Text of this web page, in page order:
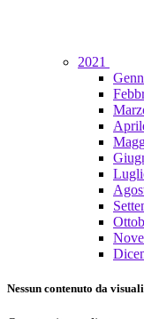
2021
Nessun contenuto da